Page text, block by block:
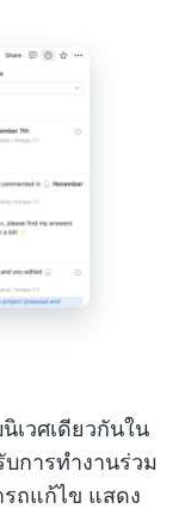
เวศเดียวกันใน
การทำงานร่วม
ถแก้ไข แสดง